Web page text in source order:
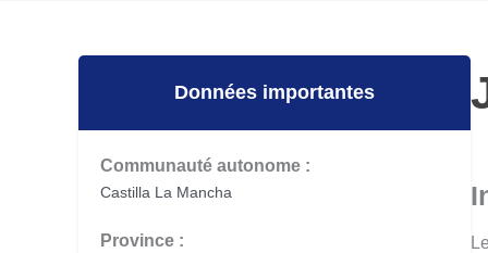
Données importantes
Communauté autonome :
Castilla La Mancha
Province :